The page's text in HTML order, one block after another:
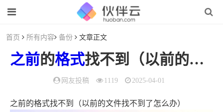
首页 所有内容 备份 文章正文
之前的格式找不到（以前的文件找不到了怎么办）
网友投稿 1119 2025-04-01
之前的格式找不到（以前的文件找不到了怎么办）